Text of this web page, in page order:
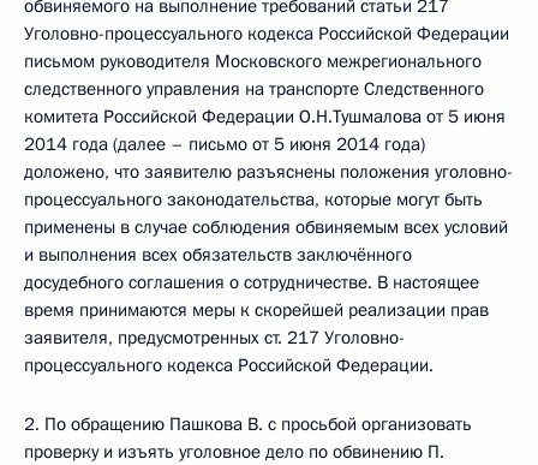
обвиняемого на выполнение требований статьи 217
Уголовно-процессуального кодекса Российской Федерации
письмом руководителя Московского межрегионального
следственного управления на транспорте Следственного
комитета Российской Федерации О.Н.Тушмалова от 5 июня
2014 года (далее – письмо от 5 июня 2014 года)
доложено, что заявителю разъяснены положения уголовно-
процессуального законодательства, которые могут быть
применены в случае соблюдения обвиняемым всех условий
и выполнения всех обязательств заключённого
досудебного соглашения о сотрудничестве. В настоящее
время принимаются меры к скорейшей реализации прав
заявителя, предусмотренных ст. 217 Уголовно-
процессуального кодекса Российской Федерации.
2. По обращению Пашкова В. с просьбой организовать
проверку и изъять уголовное дело по обвинению П.